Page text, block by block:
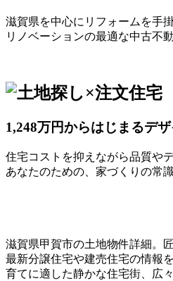
滋賀県を中心にリフォームを手
リノベーションの最適な中古不
1,248万円からはじまるデ
住宅コストを抑えながら品質や
あなたのための、家づくりの常
滋賀県甲賀市の土地物件詳細。
最新分譲住宅や建売住宅の情報
育てに適した静かな住宅街、広